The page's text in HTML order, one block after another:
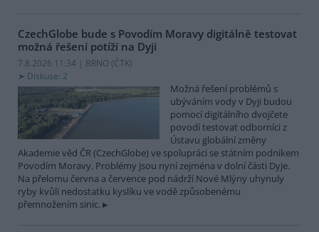
CzechGlobe bude s Povodím Moravy digitálně testovat
možná řešení potíží na Dyji
7.8.2026 11:34 | BRNO (ČTK)
Diskuse: 2
Možná řešení problémů s
ubýváním vody v Dyji budou
pomocí digitálního dvojčete
povodí testovat odborníci z
Ústavu globální změny
Akademie věd ČR (CzechGlobe) ve spolupráci se státním podnikem
Povodím Moravy. Problémy jsou nyní zejména v dolní části Dyje.
Na přelomu června a července pod nádrží Nové Mlýny uhynuly
ryby kvůli nedostatku kyslíku ve vodě způsobenému
přemnožením sinic.